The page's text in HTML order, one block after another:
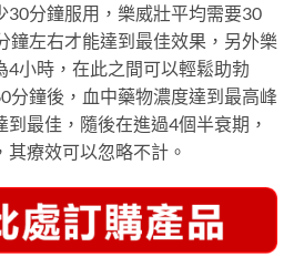
30分鐘服用，樂威壯平均需要30
鐘左右才能達到最佳效果，另外樂
4小時，在此之間可以輕鬆助勃
分鐘後，血中藥物濃度達到最高峰
最佳，隨後在進過4個半衰期，
療效可以忽略不計。